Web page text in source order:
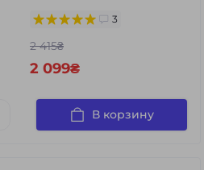
3
2 415₴
2 099₴
В корзину